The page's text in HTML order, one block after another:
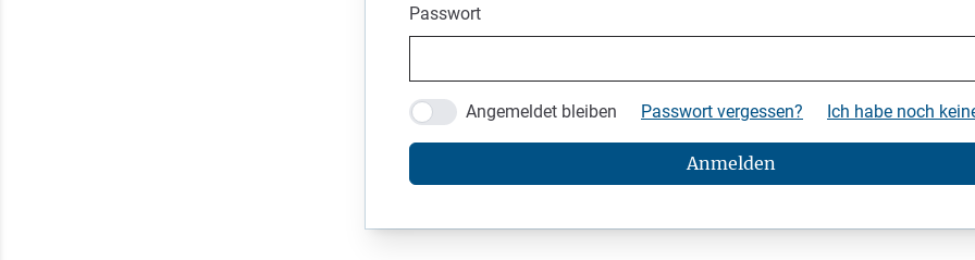
Passwort
Angemeldet bleiben Passwort vergessen? Ich habe noch
Anmelden